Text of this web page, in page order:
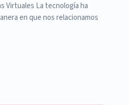
Virtuales La tecnología ha
en que nos relacionamos